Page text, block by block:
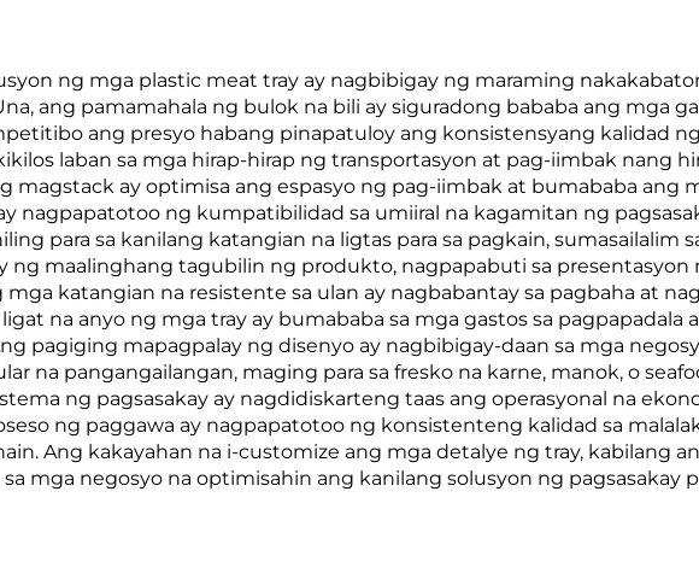
ng mga plastic meat tray ay nagbibigay ng maraming
ang pamamahala ng bulok na bili ay siguradong bababa ang mga
ang presyo habang pinapatuloy ang konsistensyang kalidad
laban sa mga hirap-hirap ng transportasyon at pag-iimbak nang
magstack ay optimisa ang espasyo ng pag-iimbak at bumababa ang
nagpapatotoo ng kumpatibilidad sa umiiral na kagamitan ng
para sa kanilang katangian na ligtas para sa pagkain, sumasailalim
ng maalinghang tagubilin ng produkto, nagpapabuti sa
katangian na resistente sa ulan ay nagbabantay sa pagbaha at
na anyo ng mga tray ay bumababa sa mga gastos sa
pagiging mapagpalay ng disenyo ay nagbibigay-daan sa mga
na pangangailangan, maging para sa fresko na karne, manok, o
ng pagsasakay ay nagdidiskarteng taas ang operasyonal na
ng paggawa ay nagpapatotoo ng konsistenteng kalidad sa
Ang kakayahan na i-customize ang mga detalye ng tray, kabilang
mga negosyo na optimisahin ang kanilang solusyon ng pagsasakay